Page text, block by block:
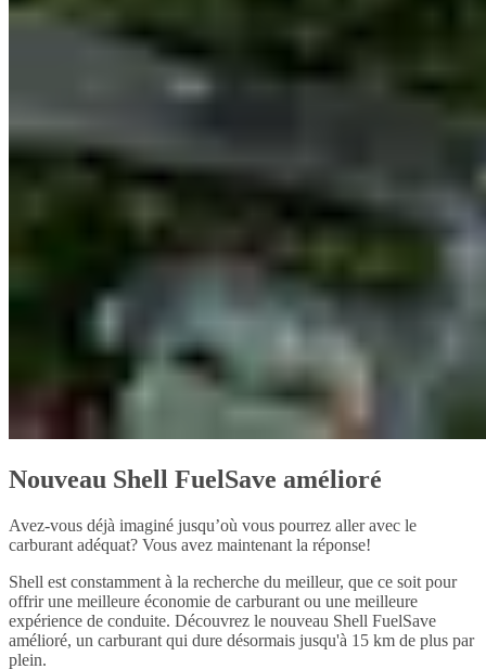
Nouveau Shell FuelSave amélioré
Avez-vous déjà imaginé jusqu’où vous pourrez aller avec le
carburant adéquat? Vous avez maintenant la réponse!
Shell est constamment à la recherche du meilleur, que ce soit pour
offrir une meilleure économie de carburant ou une meilleure
expérience de conduite. Découvrez le nouveau Shell FuelSave
amélioré, un carburant qui dure désormais jusqu'à 15 km de plus par
plein.